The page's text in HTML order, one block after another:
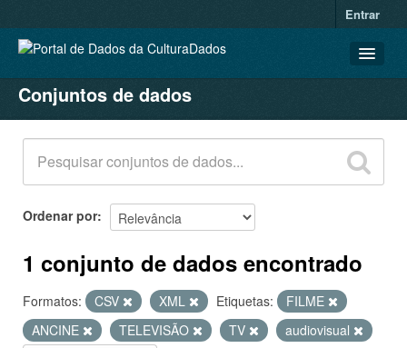
Entrar
CONJUNTOS DE DADOS
ORGANIZAÇÕES
GRUPOS
SOBRE
Conjuntos de dados
Ordenar por
1 conjunto de dados encontrado
Formatos: CSV XML Etiquetas:
FILME
ANCINE
TELEVISÃO TV
audiovisual